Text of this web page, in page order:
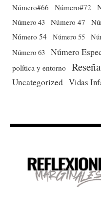
Número#66
Número#72
Número 43 Número 47
Número 54 Número 55
Número 63 Número
política y entorno
Uncategorized Vidas